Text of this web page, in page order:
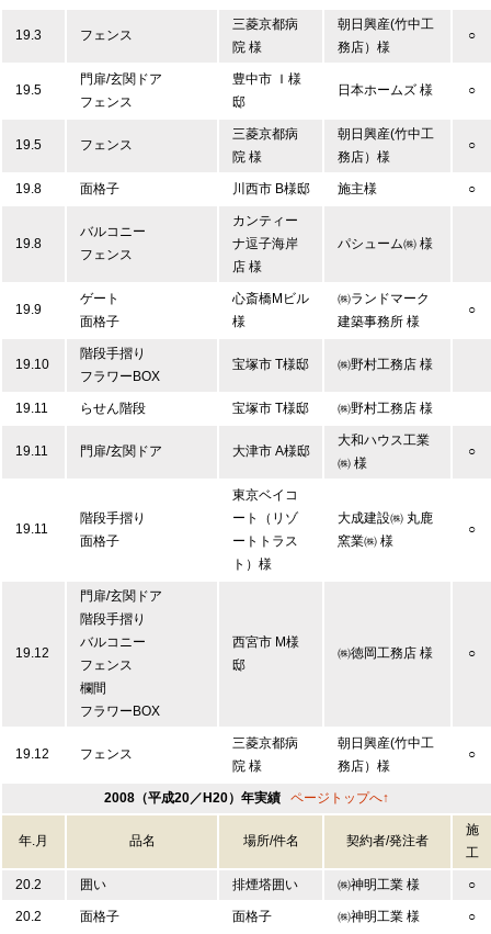
19.3 フェンス
三菱京都病
院 様
朝日興産(竹中工
務店）様
○
19.5
門扉/玄関ドア
フェンス
豊中市 Ｉ様
邸
日本ホームズ 様 ○
19.5 フェンス
三菱京都病
院 様
朝日興産(竹中工
務店）様
○
19.8 面格子 川西市 B様邸 施主様 ○
19.8
バルコニー
フェンス
カンティー
ナ逗子海岸
店 様
パシューム㈱ 様
19.9
ゲート
面格子
心斎橋Mビル
様
㈱ランドマーク
建築事務所 様
○
19.10
階段手摺り
フラワーBOX
宝塚市 T様邸 ㈱野村工務店 様
19.11 らせん階段 宝塚市 T様邸 ㈱野村工務店 様
19.11 門扉/玄関ドア 大津市 A様邸
大和ハウス工業
㈱ 様
○
19.11
階段手摺り
面格子
東京ベイコ
ート（リゾ
ートトラス
ト）様
大成建設㈱ 丸鹿
窯業㈱ 様
○
19.12
門扉/玄関ドア
階段手摺り
バルコニー
フェンス
欄間
フラワーBOX
西宮市 M様
邸
㈱徳岡工務店 様 ○
19.12 フェンス
三菱京都病
院 様
朝日興産(竹中工
務店）様
○
2008（平成20／H20）年実績 ページトップへ↑
年.月 品名 場所/件名 契約者/発注者
施
工
20.2 囲い 排煙塔囲い ㈱神明工業 様 ○
20.2 面格子 面格子 ㈱神明工業 様 ○